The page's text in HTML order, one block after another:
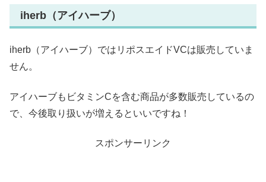
iherb（アイハーブ）
iherb（アイハーブ）ではリポスエイドVCは販売していま
せん。
アイハーブもビタミンCを含む商品が多数販売しているの
で、今後取り扱いが増えるといいですね！
スポンサーリンク